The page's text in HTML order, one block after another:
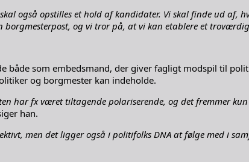
også opstilles et hold af kandidater. Vi skal finde ud
og vi tror på, at vi kan etablere et
både som embedsmand, der giver fagligt modspil til
og borgmester kan indeholde.
har fx været tiltagende polariserende, og det fremmer
han.
men det ligger også i politifolks DNA at følge med i